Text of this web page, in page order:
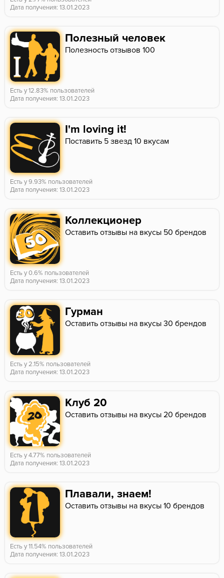
Дата получения: 13.01.2023
Полезный человек
Полезность отзывов 100
Есть у 12.83% пользователей
Дата получения: 13.01.2023
I'm loving it!
Поставить 5 звезд 10 вкусам
Есть у 9.93% пользователей
Дата получения: 13.01.2023
Коллекционер
Оставить отзывы на вкусы 50 брендов
Есть у 0.6% пользователей
Дата получения: 13.01.2023
Гурман
Оставить отзывы на вкусы 30 брендов
Есть у 2.15% пользователей
Дата получения: 13.01.2023
Клуб 20
Оставить отзывы на вкусы 20 брендов
Есть у 4.77% пользователей
Дата получения: 13.01.2023
Плавали, знаем!
Оставить отзывы на вкусы 10 брендов
Есть у 11.54% пользователей
Дата получения: 13.01.2023